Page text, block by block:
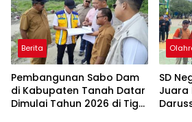
Berita
Pembangunan Sabo Dam
di Kabupaten Tanah Datar
Dimulai Tahun 2026 di Tiga
SD
Juara